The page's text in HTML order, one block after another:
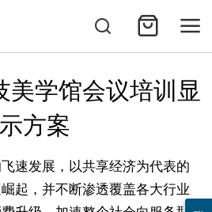
美学馆会议培训显
示方案
速发展，以共享经济为代表的
起，并不断渗透覆盖各大行业